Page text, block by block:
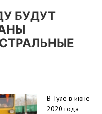
БУДУТ
В Туле в июне
2020 года